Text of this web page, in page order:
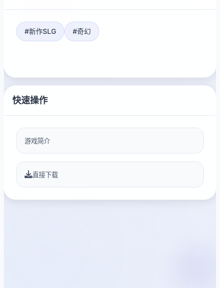
#新作SLG #奇幻
快速操作
游戏简介
直接下载